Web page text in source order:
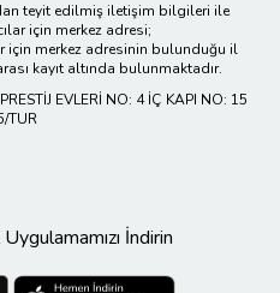
teyit edilmiş iletişim bilgileri ile
için merkez adresi;
için merkez adresinin bulunduğu il
kayıt altında bulunmaktadır.
EVLERİ NO: 4 İÇ KAPI NO: 15
TUR
İndirin